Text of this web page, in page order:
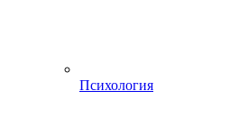
Психология